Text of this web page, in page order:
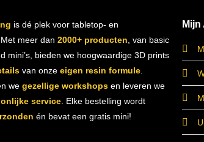
is dé plek voor tabletop- en
meer dan 2000+ producten, van basic
mini’s, bieden we hoogwaardige 3D prints
van onze eigen resin formule.
we gezellige workshopsen leveren we
service. Elke bestelling wordt
én bevat een gratis mini!